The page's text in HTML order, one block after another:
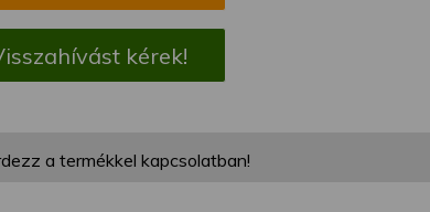
kérek!
a termékkel kapcsolatban!